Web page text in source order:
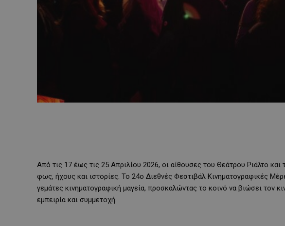
Από τις 17 έως τις 25 Απριλίου 2026, οι αίθουσες του Θεάτρου Ριάλτο
φως, ήχους και ιστορίες. Το 24ο Διεθνές Φεστιβάλ Κινηματογραφικές
γεμάτες κινηματογραφική μαγεία, προσκαλώντας το κοινό να βιώσει τον
εμπειρία και συμμετοχή.